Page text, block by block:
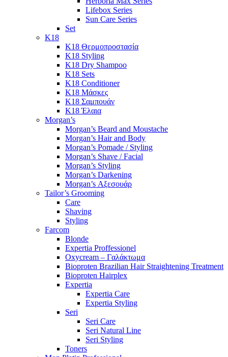
Lifebox Series
Sun Care Series
Set
K18
K18 Θερμοπροστασία
K18 Styling
K18 Dry Shampoo
K18 Sets
K18 Conditioner
K18 Μάσκες
K18 Σαμπουάν
K18 Έλαια
Morgan’s
Morgan’s Beard and Moustache
Morgan’s Hair and Body
Morgan’s Pomade / Styling
Morgan’s Shave / Facial
Morgan’s Styling
Morgan’s Darkening
Morgan’s Αξεσουάρ
Tailor’s Grooming
Care
Shaving
Styling
Farcom
Blonde
Expertia Proffessionel
Oxycream – Γαλάκτωμα
Bioproten Brazilian Hair Straightening Treatment
Bioproten Hairplex
Expertia
Expertia Care
Expertia Styling
Seri
Seri Care
Seri Natural Line
Seri Styling
Toners